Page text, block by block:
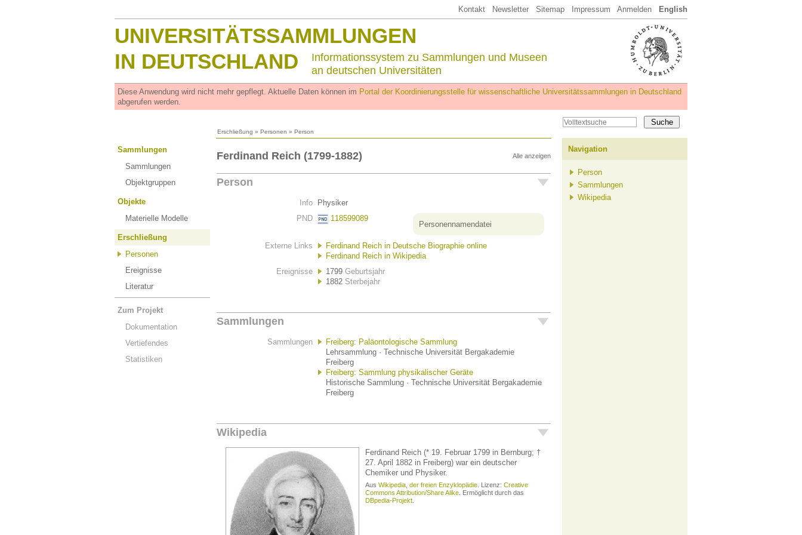
Kontakt Newsletter Sitemap Impressum Anmelden English
UNIVERSITÄTSSAMMLUNGEN
IN DEUTSCHLAND
Informationssystem zu Sammlungen und Museen
an deutschen Universitäten
Diese Anwendung wird nicht mehr gepflegt. Aktuelle Daten können im Portal der Koordinierungsstelle für wissenschaftliche Universitätssammlungen in Deutschland
abgerufen werden.
Erschließung » Personen » Person
Sammlungen
Sammlungen
Objektgruppen
Objekte
Materielle Modelle
Erschließung
Personen
Ereignisse
Literatur
Zum Projekt
Dokumentation
Vertiefendes
Statistiken
Alle anzeigen
Ferdinand Reich (1799-1882)
Person
Info
Physiker
PND
118599089
Personennamendatei
Externe Links
Ferdinand Reich in Deutsche Biographie online
Ferdinand Reich in Wikipedia
Ereignisse
1799 Geburtsjahr
1882 Sterbejahr
Sammlungen
Sammlungen
Freiberg: Paläontologische Sammlung
Lehrsammlung · Technische Universität Bergakademie
Freiberg
Freiberg: Sammlung physikalischer Geräte
Historische Sammlung · Technische Universität Bergakademie
Freiberg
Wikipedia
Ferdinand Reich (* 19. Februar 1799 in Bernburg; †
27. April 1882 in Freiberg) war ein deutscher
Chemiker und Physiker.
Aus Wikipedia, der freien Enzyklopädie . Lizenz: Creative
Commons Attribution/Share Alike . Ermöglicht durch das
DBpedia-Projekt
Navigation
Person
Sammlungen
Wikipedia